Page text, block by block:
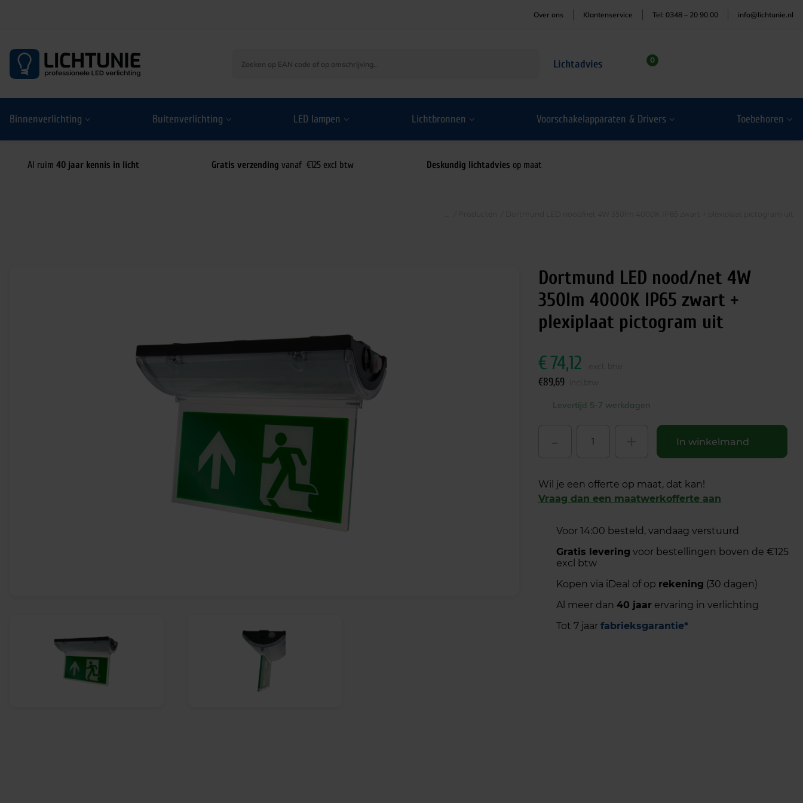
Over ons Klantenservice Tel: 0348 – 20 90 00 info@lichtunie.nl
Lichtadvies 0
Binnenverlichting Buitenverlichting LED lampen Lichtbronnen Voorschakelapparaten & Drivers Toebehoren
Al ruim 40 jaar kennis in licht Gratis verzending vanaf €125 excl btw Deskundig lichtadvies op maat
Dortmund LED nood/net 4W
350lm 4000K IP65 zwart +
plexiplaat pictogram uit
€74,12
€89,69
Levertijd 5-7 werkdagen
In winkelmand
Wil je een offerte op maat, dat kan!
Vraag dan een maatwerkofferte aan
Voor 14:00 besteld, vandaag verstuurd
Gratis levering voor bestellingen boven de €125
excl btw
Kopen via iDeal of op rekening (30 dagen)
Al meer dan 40 jaarervaring in verlichting
Tot 7 jaar fabrieksgarantie*